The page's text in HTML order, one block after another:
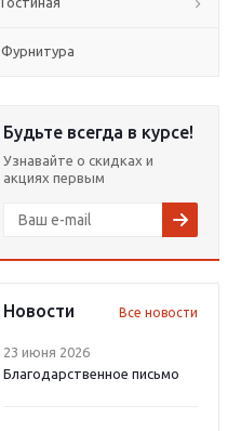
Фурнитура
Будьте всегда в курсе!
Узнавайте о скидках и
акциях первым
Новости Все новости
23 июня 2026
Благодарственное письмо